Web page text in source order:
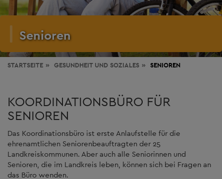
Senioren
STARTSEITE GESUNDHEIT UND SOZIALES SENIOREN
KOORDINATIONSBÜRO FÜR
SENIOREN
Das Koordinationsbüro ist erste Anlaufstelle für die
ehrenamtlichen Seniorenbeauftragten der 25
Landkreiskommunen. Aber auch alle Seniorinnen und
Senioren, die im Landkreis leben, können sich bei Fragen an
das Büro wenden.